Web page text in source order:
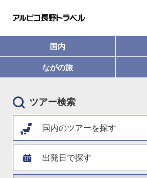
国内
ながの旅
ツアー検索
国内のツアーを探す